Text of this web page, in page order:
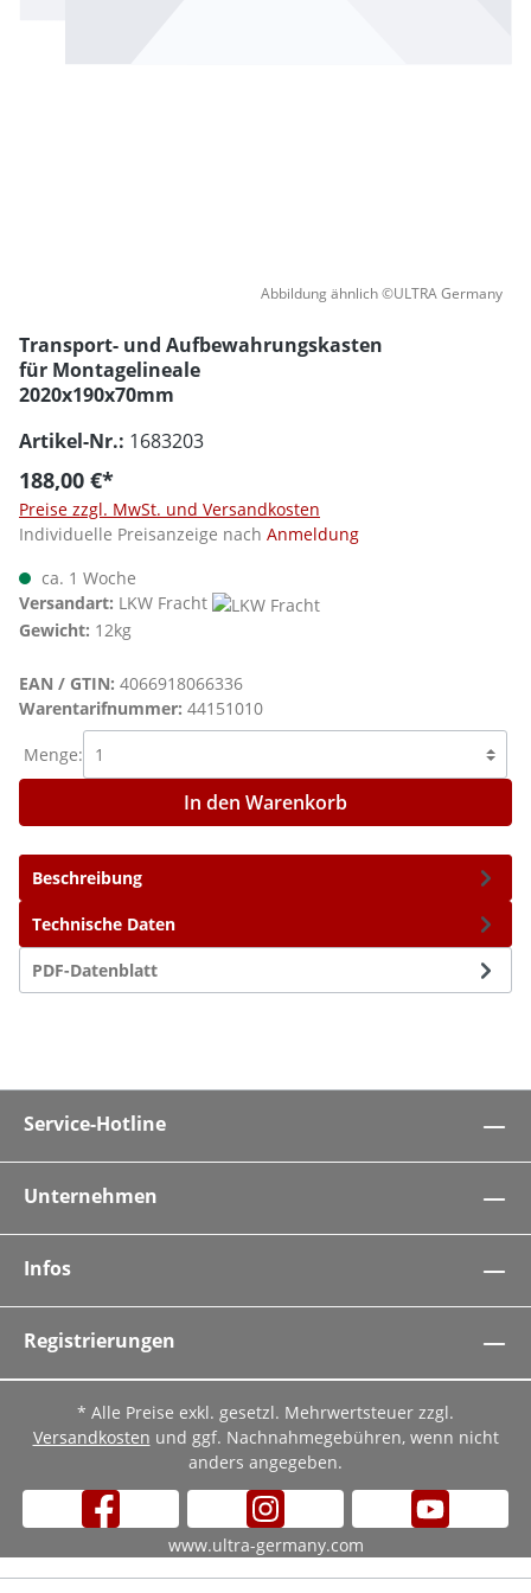
Abbildung ähnlich ©ULTRA Germany
Beschreibung
Technische Daten
PDF-Datenblatt
Transport- und Aufbewahrungskasten
für Montagelineale
2020x190x70mm
Artikel-Nr.: 1683203
188,00 €*
Preise zzgl. MwSt. und Versandkosten
Individuelle Preisanzeige nach Anmeldung
ca. 1 Woche
Versandart: LKW Fracht
Gewicht: 12kg
EAN / GTIN: 4066918066336
Warentarifnummer: 44151010
Menge:
In den Warenkorb
Service-Hotline
Unternehmen
Infos
Registrierungen
* Alle Preise exkl. gesetzl. Mehrwertsteuer zzgl.
Versandkosten und ggf. Nachnahmegebühren, wenn nicht
anders angegeben.
www.ultra-germany.com